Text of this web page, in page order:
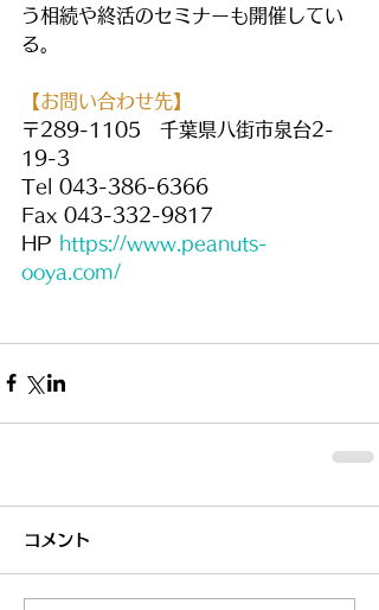
う相続や終活のセミナーも開催してい
る。
​【お問い合わせ先】
〒289-1105　千葉県八街市泉台2-
19-3
Tel 043-386-6366
Fax 043-332-9817
HP https://www.peanuts-
ooya.com/
コメント